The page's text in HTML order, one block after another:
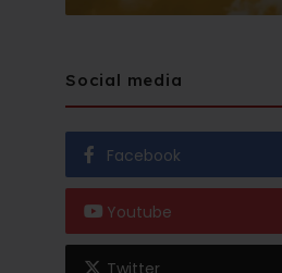
Social media
Facebook
Youtube